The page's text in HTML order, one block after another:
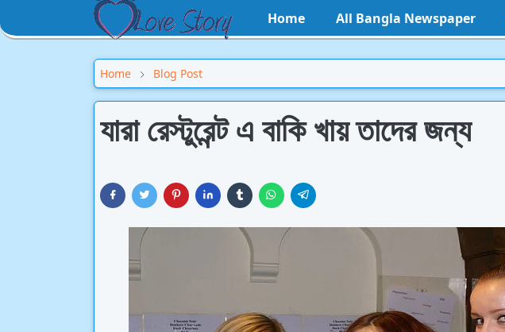
Home All Bangla Newspaper
Home Blog Post
যারা রেস্টুরেন্ট এ বাকি খায় তাদের জন্য